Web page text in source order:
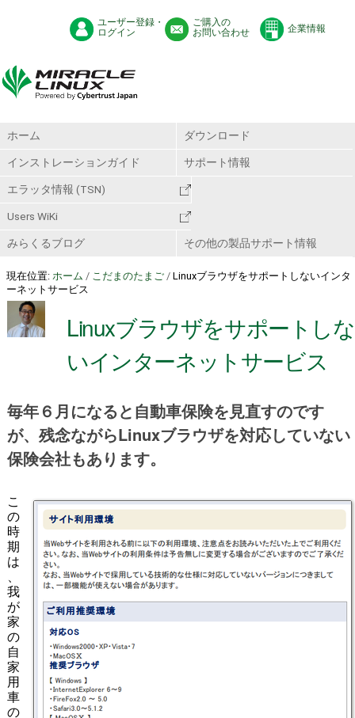
ユーザー登録・
ログイン
ご購入の
お問い合わせ
企業情報
ホーム ダウンロード
インストレーションガイド サポート情報
エラッタ情報 (TSN)
Users WiKi
みらくるブログ その他の製品サポート情報
現在位置: ホーム / こだまのたまご / Linuxブラウザをサポートしないインタ
ーネットサービス
Linuxブラウザをサポートしな
いインターネットサービス
毎年６月になると自動車保険を見直すのです
が、残念ながらLinuxブラウザを対応していない
保険会社もあります。
こ
の
時
期
は
、
我
が
家
の
自
家
用
車
の